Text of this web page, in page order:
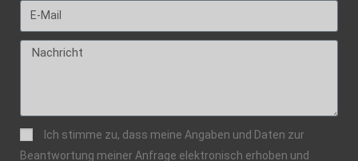
Ich stimme zu, dass meine Angaben und Daten zur
Beantwortung meiner Anfrage elektronisch erhoben und